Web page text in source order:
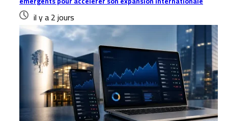
il y a 2 jours